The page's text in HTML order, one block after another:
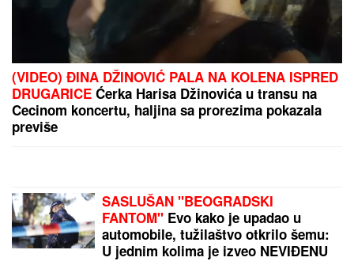
(FOTO) ANDRIJA MILOŠEVIĆ STAVIO PAPILOTNE U
KOSUGlumac objavio fotografiju iz frizerskog
salona, spreman za novu transformaciju
IZVUČENO TELO IZ DUNAVA KOD
BELE STENEPolicija na licu mesta,
sumnja se da je u pitanju muškarac
koji je iskočio iz čamca